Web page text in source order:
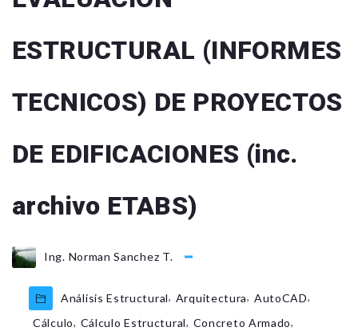
ESTRUCTURAL (INFORMES
TECNICOS) DE PROYECTOS
DE EDIFICACIONES (inc.
archivo ETABS)
Ing. Norman Sanchez T.
Análisis Estructural, Arquitectura, AutoCAD,
Cálculo, Cálculo Estructural, Concreto Armado,